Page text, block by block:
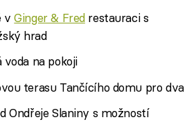
vGinger & Fredrestauraci s
hrad
na pokoji
terasu Tančícího domu pro dva
Ondřeje Slaniny s možností